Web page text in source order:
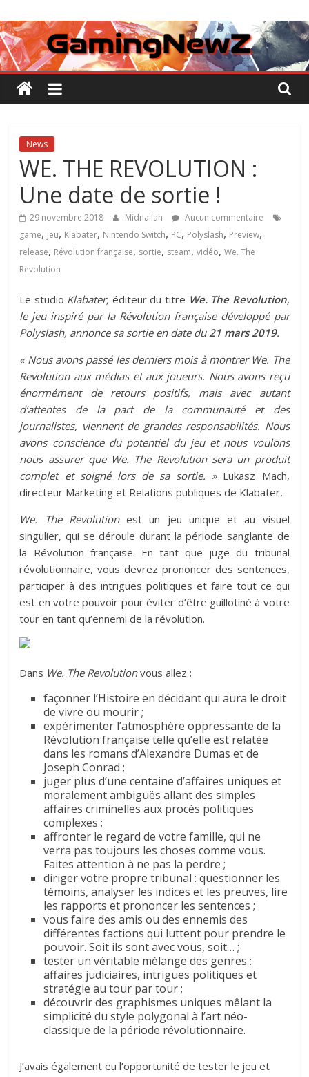
au
contenu
GamingNewZ
Tests
et
Actu
des
vidéo
News
WE. THE REVOLUTION :
Une date de sortie !
29 novembre 2018 Midnailah
Aucun commentaire
game, jeu, Klabater, Nintendo Switch, PC, Polyslash, Preview,
release, Révolution française, sortie, steam,vidéo,We. The
Revolution
Le studio Klabater, éditeur du titre We. The Revolution,
le jeu inspiré par la Révolution française développé par
Polyslash, annonce sa sortie en date du 21 mars 2019.
« Nous avons passé les derniers mois à montrer We. The
Revolution aux médias et aux joueurs. Nous avons reçu
énormément de retours positifs, mais avec autant
d’attentes de la part de la communauté et des
journalistes, viennent de grandes responsabilités. Nous
avons conscience du potentiel du jeu et nous voulons
nous assurer que We. The Revolution sera un produit
complet et soigné lors de sa sortie. » Lukasz Mach,
directeur Marketing et Relations publiques de Klabater.
We. The Revolutionest un jeu unique et au visuel
singulier, qui se déroule durant la période sanglante de
la Révolution française. En tant que juge du tribunal
révolutionnaire, vous devrez prononcer des sentences,
participer à des intrigues politiques et faire tout ce qui
est en votre pouvoir pour éviter d’être guillotiné à votre
tour en tant qu’ennemi de la révolution.
Dans We. The Revolutionvous allez :
façonner l’Histoire en décidant qui aura le droit
de vivre ou mourir ;
expérimenter l’atmosphère oppressante de la
Révolution française telle qu’elle est relatée
dans les romans d’Alexandre Dumas et de
Joseph Conrad ;
juger plus d’une centaine d’affaires uniques et
moralement ambiguës allant des simples
affaires criminelles aux procès politiques
complexes ;
affronter le regard de votre famille, qui ne
verra pas toujours les choses comme vous.
Faites attention à ne pas la perdre ;
diriger votre propre tribunal : questionner les
témoins, analyser les indices et les preuves, lire
les rapports et prononcer les sentences ;
vous faire des amis ou des ennemis des
différentes factions qui luttent pour prendre le
pouvoir. Soit ils sont avec vous, soit… ;
tester un véritable mélange des genres :
affaires judiciaires, intrigues politiques et
stratégie au tour par tour ;
découvrir des graphismes uniques mêlant la
simplicité du style polygonal à l’art néo-
classique de la période révolutionnaire.
J’avais également eu l’opportunité de tester le jeu et